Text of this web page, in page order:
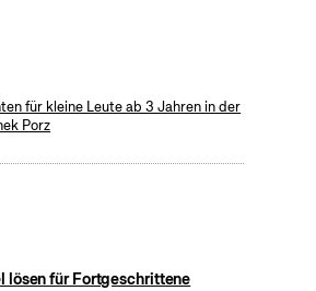
für kleine Leute ab 3 Jahren in der
Porz
lösen für Fortgeschrittene